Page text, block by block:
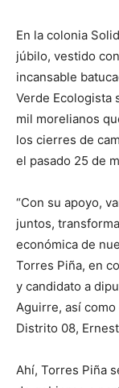
En la colonia
júbilo, vestido
incansable
Verde Ecologista
mil morelianos
los cierres de
el pasado 25 de
“Con su apoyo,
juntos,
económica de
Torres Piña, en
y candidato a
Aguirre, así
Distrito 08,
Ahí, Torres Piña